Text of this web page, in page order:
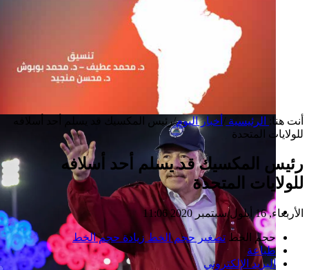
إصدار جديد
أنت هنا: الرئيسية أخبار اليوم/رئيس المكسيك قد يسلم أحد أسلافه
للولايات المتحدة
رئيس المكسيك قد يسلم أحد أسلافه
للولايات المتحدة
الأربعاء, 16 أيلول/سبتمبر 2020 11:06
حجم الخط تصغير حجم الخط زيادة حجم الخط
طباعة
البريد الإلكتروني